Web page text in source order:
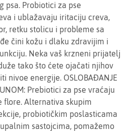
psa. Probiotici za pse
i ublažavaju iritaciju creva,
retku stolicu i probleme sa
čini kožu i dlaku zdravijim i
Neka vaš krzneni prijatelj
tako što ćete ojačati njihov
nivoe energije. OSLOBAĐANJE
Prebiotici za pse vraćaju
flore. Alternativa skupim
probiotičkim poslasticama
sastojcima, pomažemo